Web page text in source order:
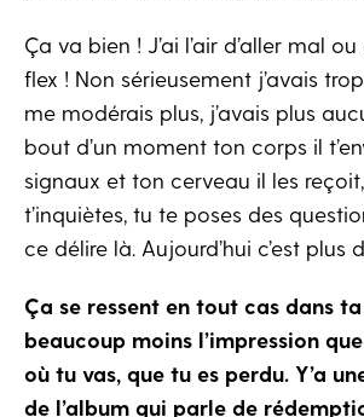
Ç​a va bien ! J’ai l’air d’aller mal ou
flex ! Non sérieusement j’avais
me modérais plus, j’avais plus
bout d’un moment ton corps il
signaux et ton cerveau il les
t’inquiètes, tu te poses des
ce délire là. Aujourd’hui c’est plus
Ça se ressent en tout cas dans
beaucoup moins l’impression
où tu vas, que tu es perdu. Y’a
de l’album qui parle de